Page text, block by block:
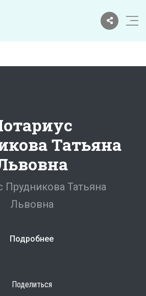
Татьяна
Прудникова Татьяна
Львовна
Подробнее
Поделиться